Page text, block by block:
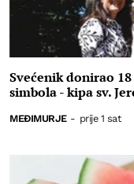
Svećenik donirao
simbola - kipa sv.
MEĐIMURJE - prije 1 sat